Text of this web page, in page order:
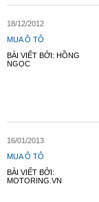
18/12/2012
MUA Ô TÔ
BÀI VIẾT BỞI: HỒNG
NGỌC
16/01/2013
MUA Ô TÔ
BÀI VIẾT BỞI:
MOTORING.VN